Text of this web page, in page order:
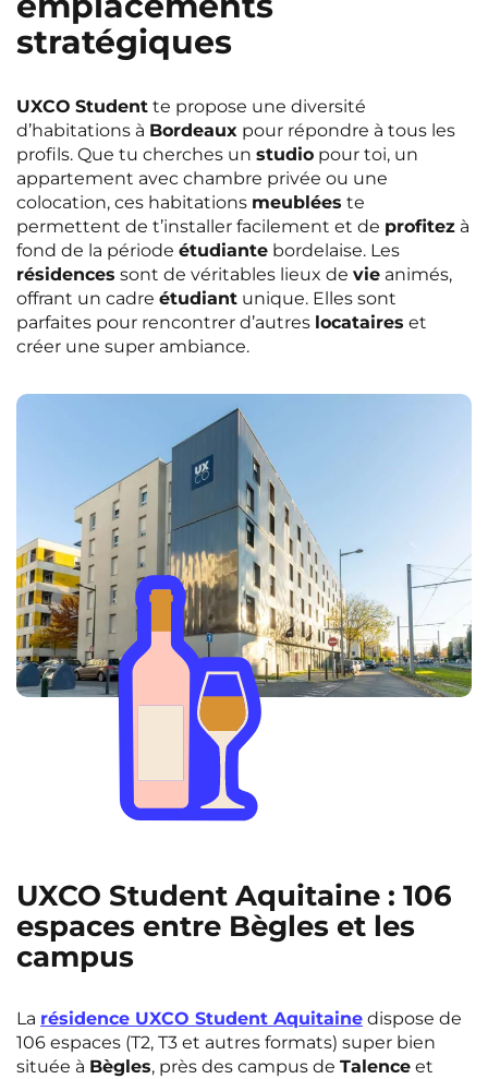
stratégiques
UXCO Student te propose une diversité
d’habitations à Bordeaux pour répondre à tous les
profils. Que tu cherches un studio pour toi, un
appartement avec chambre privée ou une
colocation, ces habitations meublées te
permettent de t’installer facilement et de profitez à
fond de la période étudiante bordelaise. Les
résidences sont de véritables lieux de vie animés,
offrant un cadre étudiant unique. Elles sont
parfaites pour rencontrer d’autres locataires et
créer une super ambiance.
UXCO Student Aquitaine : 106
espaces entre Bègles et les
campus
La résidence UXCO Student Aquitaine dispose de
106 espaces (T2, T3 et autres formats) super bien
située à Bègles, près des campus de Talence et